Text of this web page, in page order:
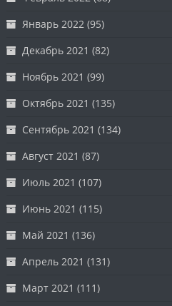
Январь 2022 (95)
Декабрь 2021 (82)
Ноябрь 2021 (99)
Октябрь 2021 (135)
Сентябрь 2021 (134)
Август 2021 (87)
Июль 2021 (107)
Июнь 2021 (115)
Май 2021 (136)
Апрель 2021 (131)
Март 2021 (111)